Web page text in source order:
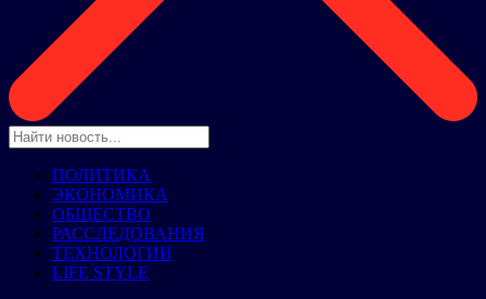
ПОЛИТИКА
ЭКОНОМИКА
ОБЩЕСТВО
РАССЛЕДОВАНИЯ
ТЕХНОЛОГИИ
LIFE STYLE